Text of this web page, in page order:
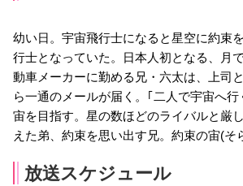
幼い日。宇宙飛行士になると星空に約束
行士となっていた。日本人初となる、月
動車メーカーに勤める兄・六太は、上司
ら一通のメールが届く。｢二人で宇宙へ
宙を目指す。星の数ほどのライバルと厳
えた弟、約束を思い出す兄。約束の宙(そ
放送スケジュール